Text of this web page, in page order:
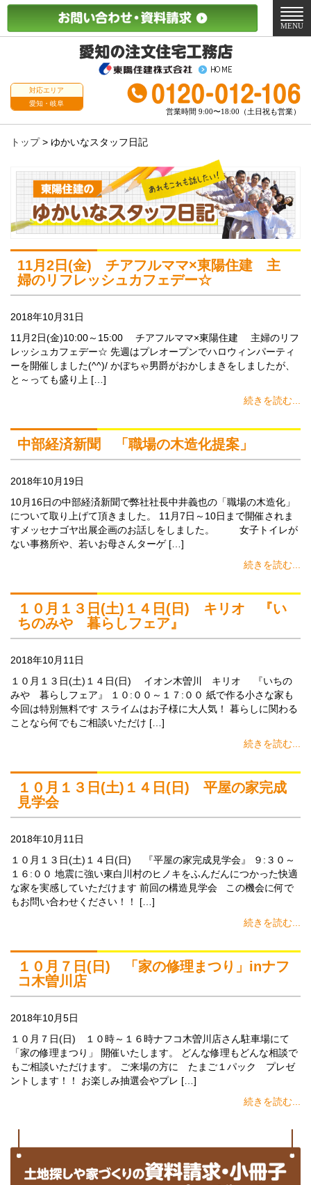
対応エリア
愛知・岐阜
営業時間 9:00〜18:00（土日祝も営業）
メ
ニ
MENU
トップ> ゆかいなスタッフ日記
11月2日(金) チアフルママ×東陽住建 主
婦のリフレッシュカフェデー☆
2018年10月31日
11月2日(金)10:00～15:00 チアフルママ×東陽住建 主婦のリフ
レッシュカフェデー☆ 先週はプレオープンでハロウィンパーティ
ーを開催しました(^^)/ かぼちゃ男爵がおかしまきをしましたが、
と～っても盛り上 […]
続きを読む...
中部経済新聞 「職場の木造化提案」
2018年10月19日
10月16日の中部経済新聞で弊社社長中井義也の「職場の木造化」
について取り上げて頂きました。 11月7日～10日まで開催されま
すメッセナゴヤ出展企画のお話しをしました。 女子トイレが
ない事務所や、若いお母さんターゲ […]
続きを読む...
１０月１３日(土)１４日(日) キリオ 『い
ちのみや 暮らしフェア』
2018年10月11日
１０月１３日(土)１４日(日) イオン木曽川 キリオ 『いちの
みや 暮らしフェア』 １０:００～１７:００ 紙で作る小さな家も
今回は特別無料です スライムはお子様に大人気！ 暮らしに関わる
ことなら何でもご相談いただけ […]
続きを読む...
１０月１３日(土)１４日(日) 平屋の家完成
見学会
2018年10月11日
１０月１３日(土)１４日(日) 『平屋の家完成見学会』 ９:３０～
１６:００ 地震に強い東白川村のヒノキをふんだんにつかった快適
な家を実感していただけます 前回の構造見学会 この機会に何で
もお問い合わせください！！ […]
続きを読む...
１０月７日(日) 「家の修理まつり」inナフ
コ木曽川店
2018年10月5日
１０月７日(日) １０時～１６時ナフコ木曽川店さん駐車場にて
「家の修理まつり」 開催いたします。 どんな修理もどんな相談で
もご相談いただけます。 ご来場の方に たまご１パック プレゼ
ントします！！ お楽しみ抽選会やプレ […]
続きを読む...